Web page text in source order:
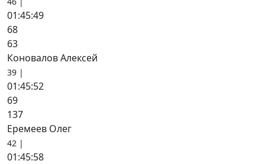
01:45:49
68
63
Коновалов Алексей
39 |
01:45:52
69
137
Еремеев Олег
42 |
01:45:58